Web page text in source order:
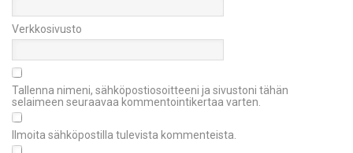
Verkkosivusto
Tallenna nimeni, sähköpostiosoitteeni ja sivustoni tähän
selaimeen seuraavaa kommentointikertaa varten.
Ilmoita sähköpostilla tulevista kommenteista.